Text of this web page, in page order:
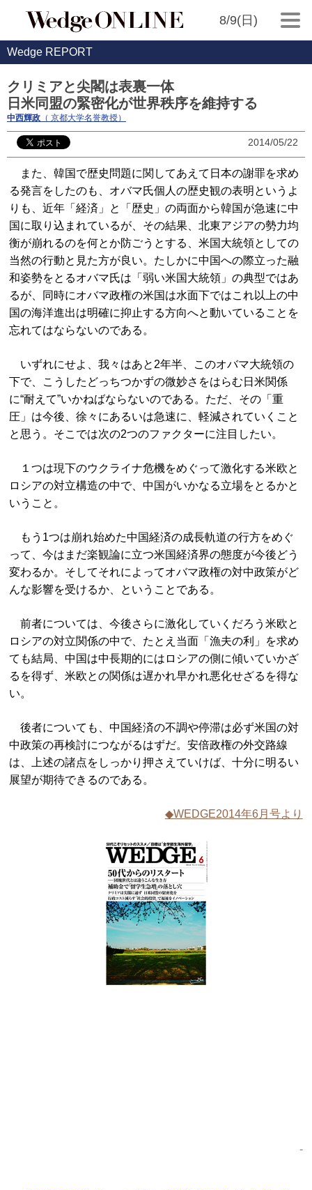
8/9(日)
Wedge REPORT
クリミアと尖閣は表裏一体
日米同盟の緊密化が世界秩序を維持する
中西輝政 （ 京都大学名誉教授）
2014/05/22
また、韓国で歴史問題に関してあえて日本の謝罪を求め
る発言をしたのも、オバマ氏個人の歴史観の表明というよ
りも、近年「経済」と「歴史」の両面から韓国が急速に中
国に取り込まれているが、その結果、北東アジアの勢力均
衡が崩れるのを何とか防ごうとする、米国大統領としての
当然の行動と見た方が良い。たしかに中国への際立った融
和姿勢をとるオバマ氏は「弱い米国大統領」の典型ではあ
るが、同時にオバマ政権の米国は水面下ではこれ以上の中
国の海洋進出は明確に抑止する方向へと動いていることを
忘れてはならないのである。
いずれにせよ、我々はあと2年半、このオバマ大統領の
下で、こうしたどっちつかずの微妙さをはらむ日米関係
に“耐えて”いかねばならないのである。ただ、その「重
圧」は今後、徐々にあるいは急速に、軽減されていくこと
と思う。そこでは次の2つのファクターに注目したい。
１つは現下のウクライナ危機をめぐって激化する米欧と
ロシアの対立構造の中で、中国がいかなる立場をとるかと
いうこと。
もう1つは崩れ始めた中国経済の成長軌道の行方をめぐ
って、今はまだ楽観論に立つ米国経済界の態度が今後どう
変わるか。そしてそれによってオバマ政権の対中政策がど
んな影響を受けるか、ということである。
前者については、今後さらに激化していくだろう米欧と
ロシアの対立関係の中で、たとえ当面「漁夫の利」を求め
ても結局、中国は中長期的にはロシアの側に傾いていかざ
るを得ず、米欧との関係は遅かれ早かれ悪化せざるを得な
い。
後者についても、中国経済の不調や停滞は必ず米国の対
中政策の再検討につながるはずだ。安倍政権の外交路線
は、上述の諸点をしっかり押さえていけば、十分に明るい
展望が期待できるのである。
◆WEDGE2014年6月号より